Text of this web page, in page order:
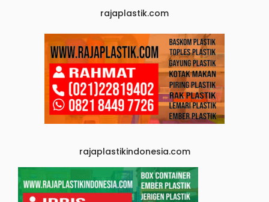
rajaplastik.com
rajaplastikindonesia.com